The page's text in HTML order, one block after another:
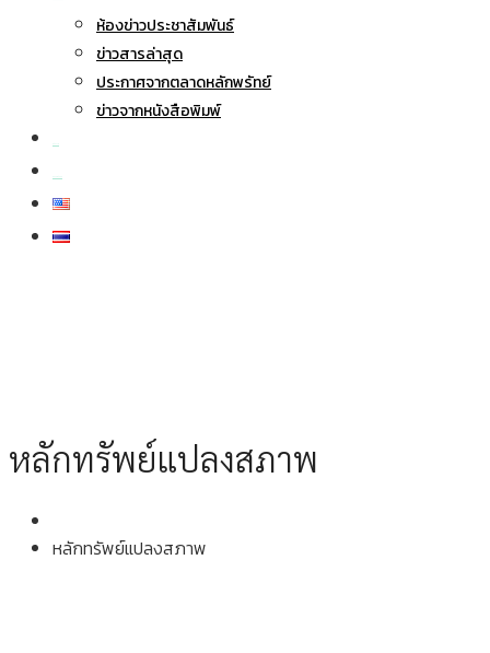
ห้องข่าวประชาสัมพันธ์
ข่าวสารล่าสุด
ประกาศจากตลาดหลักพรัทย์
ข่าวจากหนังสือพิมพ์
หลักทรัพย์แปลงสภาพ
หลักทรัพย์แปลงสภาพ